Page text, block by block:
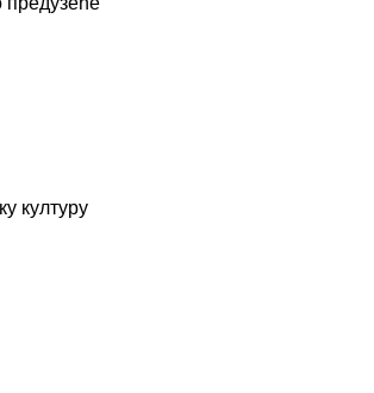
културу